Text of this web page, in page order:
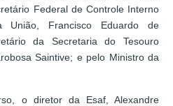
Federal de Controle Interno
União, Francisco Eduardo de
da Secretaria do Tesouro
Saintive; e pelo Ministro da
o diretor da Esaf, Alexandre